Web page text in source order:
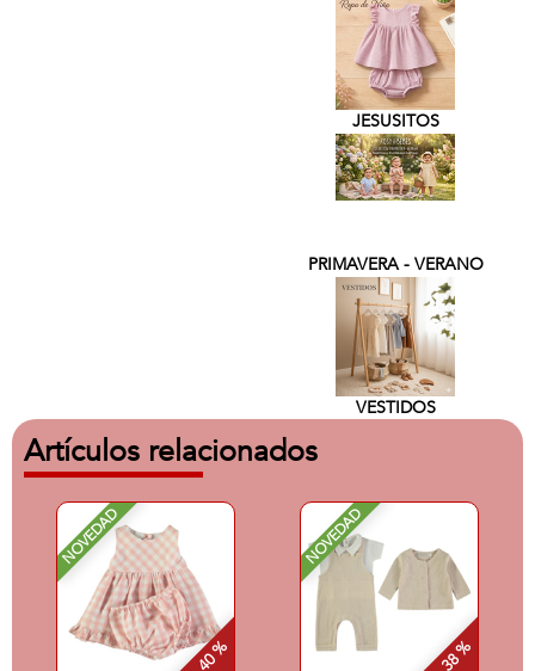
JESUSITOS
PRIMAVERA - VERANO
VESTIDOS
Artículos relacionados
NOVEDAD
- 40 %
NOVEDAD
- 38 %